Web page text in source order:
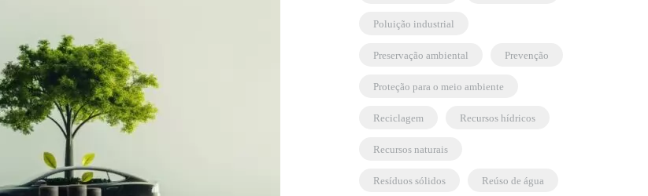
poluição industrial
preservação ambiental prevenção
proteção para o meio ambiente
reciclagem recursos hídricos
recursos naturais
resíduos sólidos reúso de água